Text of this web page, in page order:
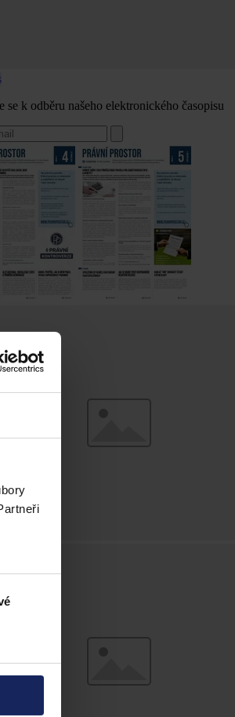
se k odběru našeho elektronického časopisu